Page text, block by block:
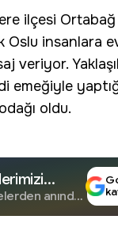
ilçesi
Oslu insanlara
veriyor.
emeğiyle
oldu.
Takip
anında